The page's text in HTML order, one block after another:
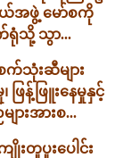
အဖွဲ့ မော်စကို
ရုံသို့ သွာ...
က်သုံးဆီများ
ြန့်ဖြူးနေမှုနှင့်
ားအားစ...
းတူပူးပေါင်း